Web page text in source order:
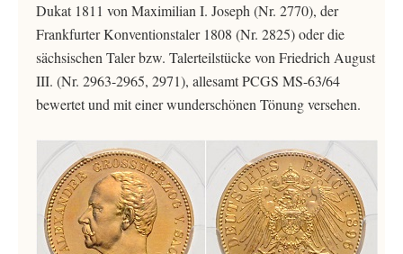
Dukat 1811 von Maximilian I. Joseph (Nr. 2770), der
Frankfurter Konventionstaler 1808 (Nr. 2825) oder die
sächsischen Taler bzw. Talerteilstücke von Friedrich August
III. (Nr. 2963-2965, 2971), allesamt PCGS MS-63/64
bewertet und mit einer wunderschönen Tönung versehen.